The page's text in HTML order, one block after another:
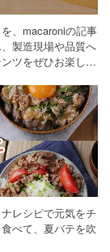
、macaroniの記事
製造現場や品質へ
ツをぜひお楽しみ
レシピで元気をチ
べて、夏バテを吹